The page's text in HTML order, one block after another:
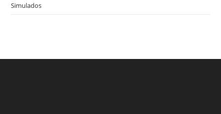
Simulados